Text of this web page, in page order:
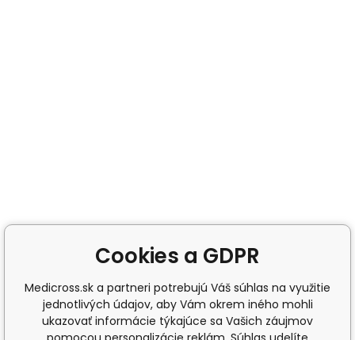
Cookies a GDPR
Medicross.sk a partneri potrebujú Váš súhlas na využitie
jednotlivých údajov, aby Vám okrem iného mohli
ukazovať informácie týkajúce sa Vašich záujmov